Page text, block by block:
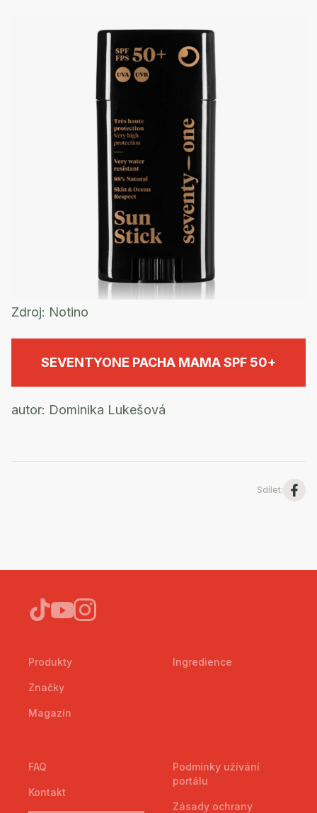
Zdroj: Notino
SEVENTYONE PACHA MAMA SPF 50+
autor: Dominika Lukešová
Sdílet:
Produkty
Značky
Magazín
Ingredience
FAQ
Kontakt
Podmínky užívání
portálu
Zásady ochrany